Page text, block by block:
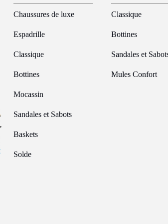
Chaussures de luxe
Espadrille
Classique
Bottines
Mocassin
Sandales et Sabots
Baskets
Solde
Classique
Bottines
Sandales et
Mules Confort